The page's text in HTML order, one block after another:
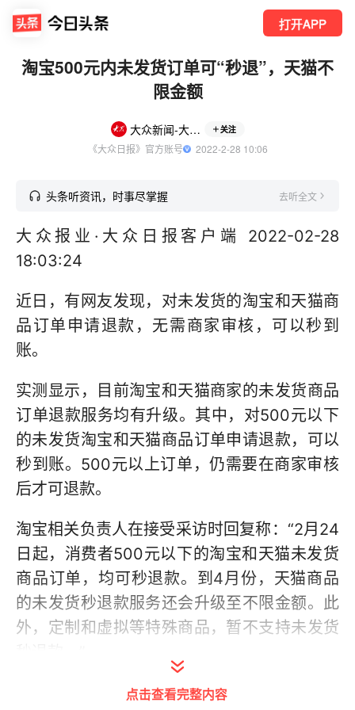
打开APP
淘宝500元内未发货订单可“秒退”，天猫不
限金额
大众新闻-大众日报 关注
《大众日报》官方账号
  2022-2-28 10:06
头条听资讯，时事尽掌握 去听全文
大众报业·大众日报客户端 2022-02-28
18:03:24
近日，有网友发现，对未发货的淘宝和天猫商
品订单申请退款，无需商家审核，可以秒到
账。
实测显示，目前淘宝和天猫商家的未发货商品
订单退款服务均有升级。其中，对500元以下
的未发货淘宝和天猫商品订单申请退款，可以
秒到账。500元以上订单，仍需要在商家审核
后才可退款。
淘宝相关负责人在接受采访时回复称：“2月24
日起，消费者500元以下的淘宝和天猫未发货
商品订单，均可秒退款。到4月份，天猫商品
的未发货秒退款服务还会升级至不限金额。此
外，定制和虚拟等特殊商品，暂不支持未发货
点击查看完整内容